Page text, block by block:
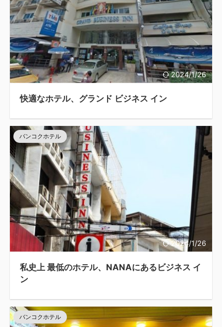
2024/1/26
快適なホテル、グランド ビジネス イン
2024/1/26
バンコクホテル
私史上 最低のホテル、NANAにあるビジネス イ
ン
バンコクホテル